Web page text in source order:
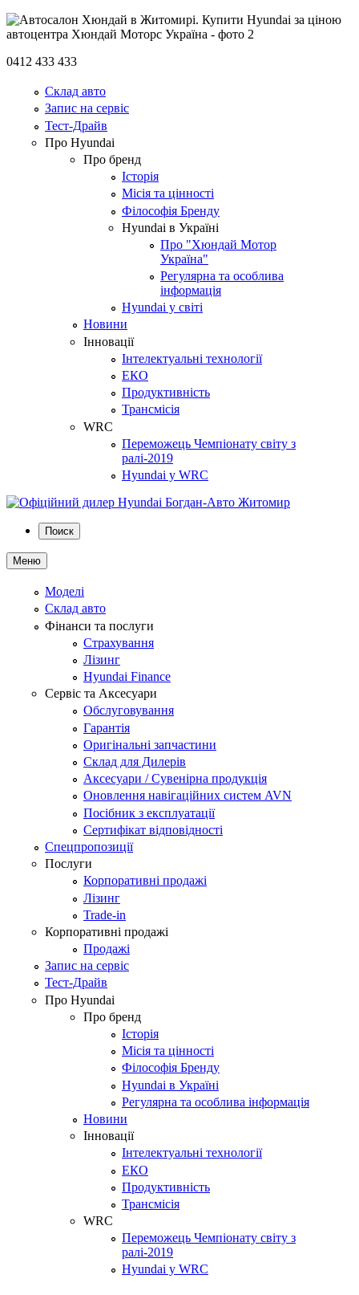
0412 433 433
Склад авто
Запис на сервіс
Тест-Драйв
Про Hyundai
Про бренд
Історія
Місія та цінності
Філософія Бренду
Hyundai в Україні
Про "Хюндай Мотор
Україна"
Регулярна та особлива
інформація
Hyundai у світі
Новини
Інновації
Інтелектуальні технології
ЕКО
Продуктивність
Трансмісія
WRC
Переможець Чемпіонату світу з
ралі-2019
Hyundai у WRC
Поиск
Меню
Моделі
Склад авто
Фінанси та послуги
Страхування
Лізинг
Hyundai Finance
Сервіс та Аксесуари
Обслуговування
Гарантія
Оригінальні запчастини
Склад для Дилерів
Аксесуари / Сувенірна продукція
Оновлення навігаційних систем AVN
Посібник з експлуатації
Сертифікат відповідності
Спецпропозиції
Послуги
Корпоративні продажі
Лізинг
Trade-in
Корпоративні продажі
Продажі
Запис на сервіс
Тест-Драйв
Про Hyundai
Про бренд
Історія
Місія та цінності
Філософія Бренду
Hyundai в Україні
Регулярна та особлива інформація
Новини
Інновації
Інтелектуальні технології
ЕКО
Продуктивність
Трансмісія
WRC
Переможець Чемпіонату світу з
ралі-2019
Hyundai у WRC